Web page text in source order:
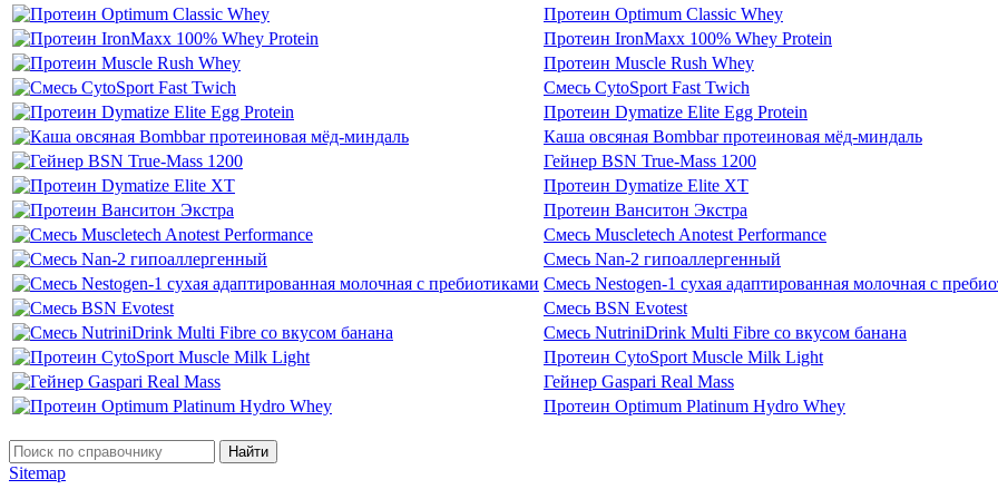
Протеин Optimum Classic Whey
Протеин IronMaxx 100% Whey Protein
Протеин Muscle Rush Whey
Смесь CytoSport Fast Twich
Протеин Dymatize Elite Egg Protein
Каша овсяная Bombbar протеиновая мёд-миндаль
Гейнер BSN True-Mass 1200
Протеин Dymatize Elite XT
Протеин Ванситон Экстра
Смесь Muscletech Anotest Performance
Смесь Nan-2 гипоаллергенный
Смесь Nestogen-1 сухая адаптированная молочная с
Смесь BSN Evotest
Смесь NutriniDrink Multi Fibre со вкусом банана
Протеин CytoSport Muscle Milk Light
Гейнер Gaspari Real Mass
Протеин Optimum Platinum Hydro Whey
Найти
Sitemap